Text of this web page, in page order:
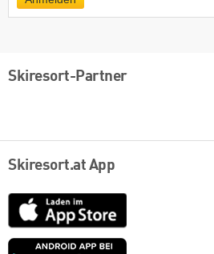
Skiresort-Partner
Skiresort.at App
App
Store
Google